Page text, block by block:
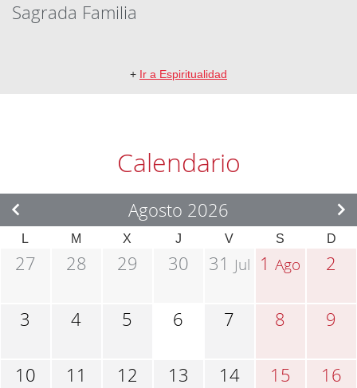
Sagrada Familia
+ Ir a Espiritualidad
Calendario
Agosto 2026
L M X J V S D
27 28 29 30 31 Jul 1Ago 2
3 4 5 6 7 8 9
10 11 12 13 14 15 16